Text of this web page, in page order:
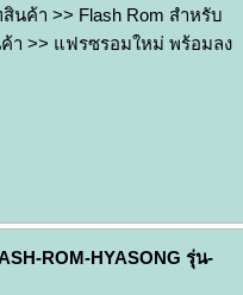
นค้า >> Flash Rom สำหรับ
า >> แฟรซรอมใหม่ พร้อมลง
ROM-HYASONG รุ่น-